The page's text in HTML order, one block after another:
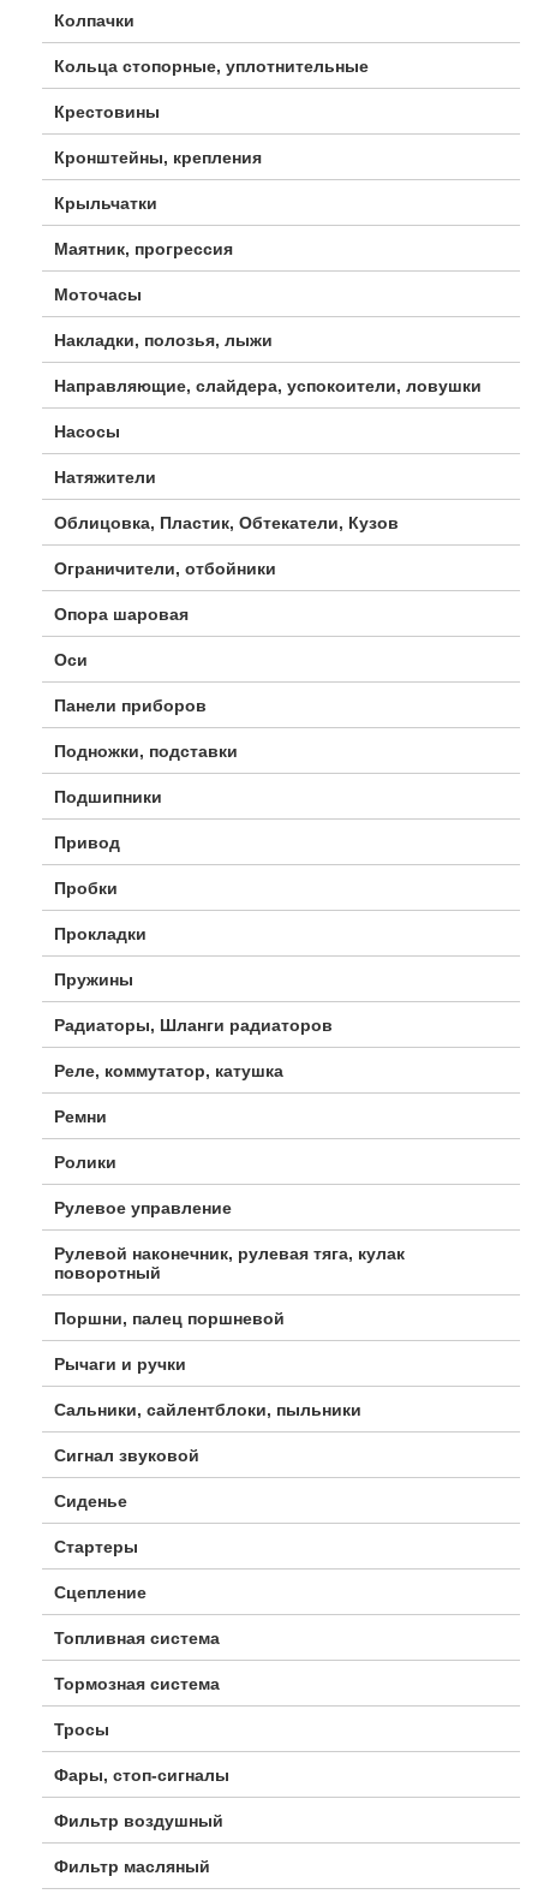
Колпачки
Кольца стопорные, уплотнительные
Крестовины
Кронштейны, крепления
Крыльчатки
Маятник, прогрессия
Моточасы
Накладки, полозья, лыжи
Направляющие, слайдера, успокоители, ловушки
Насосы
Натяжители
Облицовка, Пластик, Обтекатели, Кузов
Ограничители, отбойники
Опора шаровая
Оси
Панели приборов
Подножки, подставки
Подшипники
Привод
Пробки
Прокладки
Пружины
Радиаторы, Шланги радиаторов
Реле, коммутатор, катушка
Ремни
Ролики
Рулевое управление
Рулевой наконечник, рулевая тяга, кулак
поворотный
Поршни, палец поршневой
Рычаги и ручки
Сальники, сайлентблоки, пыльники
Сигнал звуковой
Сиденье
Стартеры
Сцепление
Топливная система
Тормозная система
Тросы
Фары, стоп-сигналы
Фильтр воздушный
Фильтр масляный